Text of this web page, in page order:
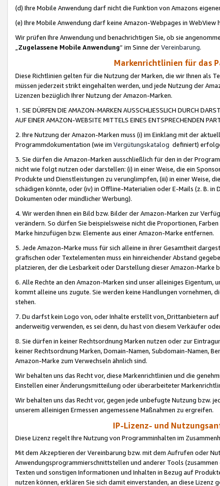
(d) Ihre Mobile Anwendung darf nicht die Funktion von Amazons
(e) Ihre Mobile Anwendung darf keine Amazon-Webpages in WebView
Wir prüfen Ihre Anwendung und benachrichtigen Sie, ob sie
„Zugelassene Mobile Anwendung“ im Sinne derVereinbarung.
Markenrichtlinien für das
Diese Richtlinien gelten für die Nutzung der Marken, die wir Ihnen als
müssen jederzeit strikt eingehalten werden, und jede Nutzung der
Lizenzen bezüglich Ihrer Nutzung der Amazon-Marken.
1. SIE DÜRFEN DIE AMAZON-MARKEN AUSSCHLIESSLICH DURCH
AUF EINER AMAZON-WEBSITE MITTELS EINES ENTSPRECHENDEN
2. Ihre Nutzung der Amazon-Marken muss (i) im Einklang mit der
Programmdokumentation (wie im Vergütungskatalog definiert)
3. Sie dürfen die Amazon-Marken ausschließlich für den in der
nicht wie folgt nutzen oder darstellen: (i) in einer Weise, die ein
Produkte und Dienstleistungen zu verunglimpfen, (iii) in einer Weise,
schädigen könnte, oder (iv) in Offline-Materialien oder E-Mails (z. B. in
Dokumenten oder mündlicher Werbung).
4. Wir werden Ihnen ein Bild bzw. Bilder der Amazon-Marken zur
verändern. So dürfen Sie beispielsweise nicht die Proportionen,
Marke hinzufügen bzw. Elemente aus einer Amazon-Marke entfernen.
5. Jede Amazon-Marke muss für sich alleine in ihrer Gesamtheit
grafischen oder Textelementen muss ein hinreichender Abstand
platzieren, der die Lesbarkeit oder Darstellung dieser Amazon-Marke
6. Alle Rechte an den Amazon-Marken sind unser alleiniges
kommt alleine uns zugute. Sie werden keine Handlungen vornehmen,
stehen.
7. Du darfst kein Logo von, oder Inhalte erstellt von,Drittanbietern auf
anderweitig verwenden, es sei denn, du hast von diesem Verkäufer
8. Sie dürfen in keiner Rechtsordnung Marken nutzen oder zur
keiner Rechtsordnung Marken, Domain-Namen, Subdomain-Namen,
Amazon-Marke zum Verwechseln ähnlich sind.
Wir behalten uns das Recht vor, diese Markenrichtlinien und die
Einstellen einer Änderungsmitteilung oder überarbeiteter
Wir behalten uns das Recht vor, gegen jede unbefugte Nutzung bzw.
unserem alleinigen Ermessen angemessene Maßnahmen zu ergreifen.
IP-Lizenz- und
Diese Lizenz regelt Ihre Nutzung von Programminhalten im
Mit dem Akzeptieren der Vereinbarung bzw. mit dem Aufrufen oder
Anwendungsprogrammierschnittstellen und anderer Tools (zusammen
Texten und sonstigen Informationen und Inhalten in Bezug auf
nutzen können, erklären Sie sich damit einverstanden, an diese Lizenz